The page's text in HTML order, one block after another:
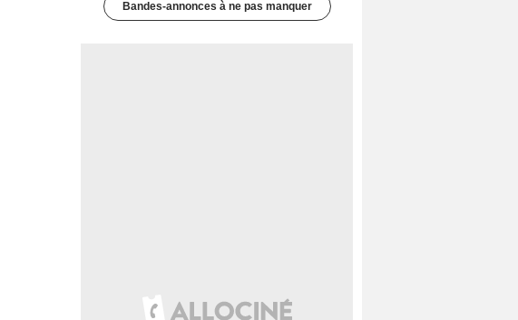
Bandes-annonces à ne pas manquer